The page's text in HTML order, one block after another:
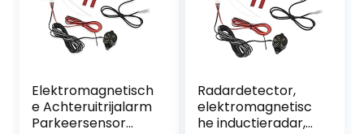
Elektromagnetisch
e Achteruitrijalarm
Parkeersensor
Radardetector,
elektromagnetisc
he inductieradar,